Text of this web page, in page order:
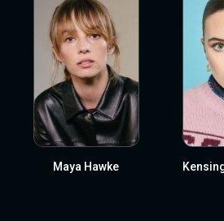
Maya Hawke